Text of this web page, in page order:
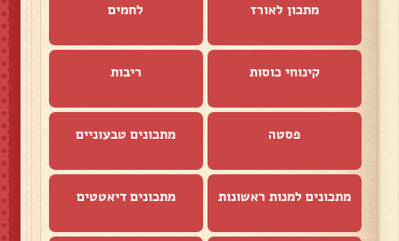
מתכון לאורז לחמים
קינוחי כוסות ריבות
פסטה מתכונים טבעוניים
מתכונים למנות ראשונות מתכונים דיאטטים